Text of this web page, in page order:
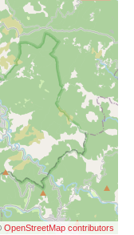
OpenStreetMap contributors